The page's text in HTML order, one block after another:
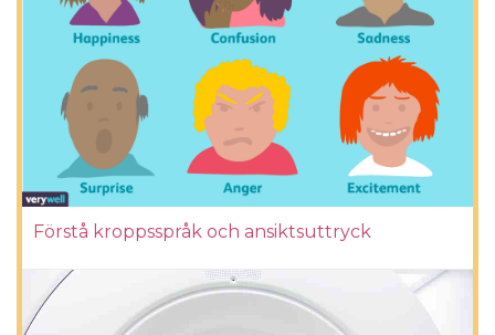
Förstå kroppsspråk och ansiktsuttryck